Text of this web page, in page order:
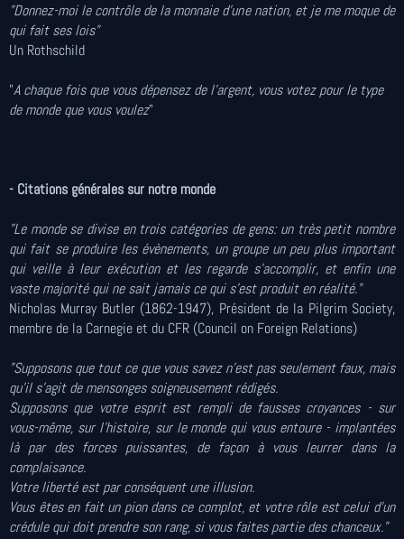
"Donnez-moi le contrôle de la monnaie d’une nation, et je me moque de
qui fait ses lois"
Un Rothschild
"A chaque fois que vous dépensez de l’argent, vous votez pour le type
de monde que vous voulez"
- Citations générales sur notre monde
"Le monde se divise en trois catégories de gens: un très petit nombre
qui fait se produire les évènements, un groupe un peu plus important
qui veille à leur exécution et les regarde s'accomplir, et enfin une
vaste majorité qui ne sait jamais ce qui s'est produit en réalité."
Nicholas Murray Butler (1862-1947), Président de la Pilgrim Society,
membre de la Carnegie et du CFR (Council on Foreign Relations)
"Supposons que tout ce que vous savez n'est pas seulement faux, mais
qu'il s'agit de mensonges soigneusement rédigés.
Supposons que votre esprit est rempli de fausses croyances - sur
vous-même, sur l'histoire, sur le monde qui vous entoure - implantées
là par des forces puissantes, de façon à vous leurrer dans la
complaisance.
Votre liberté est par conséquent une illusion.
Vous êtes en fait un pion dans ce complot, et votre rôle est celui d'un
crédule qui doit prendre son rang, si vous faites partie des chanceux."